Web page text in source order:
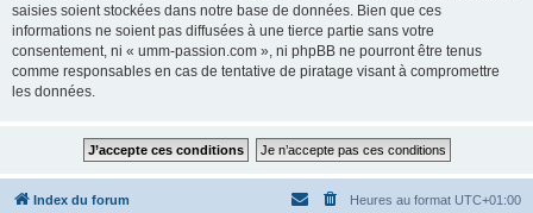
saisies soient stockées dans notre base de données. Bien que ces
informations ne soient pas diffusées à une tierce partie sans votre
consentement, ni « umm-passion.com », ni phpBB ne pourront être tenus
comme responsables en cas de tentative de piratage visant à compromettre
les données.
Index du forum Heures au format UTC+01:00